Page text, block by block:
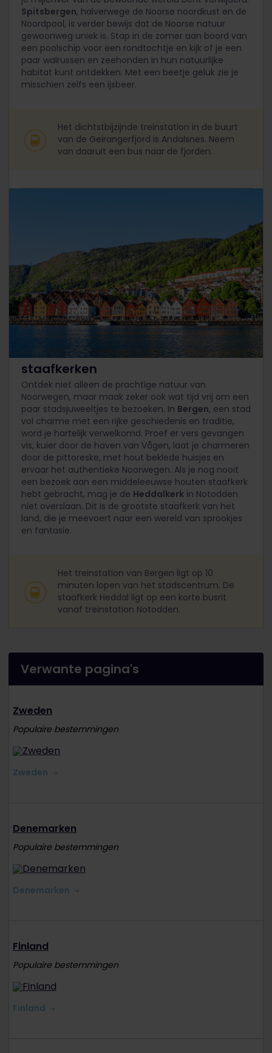
Spitsbergen, halverwege de Noorse noordkust en de
Noordpool, is verder bewijs dat de Noorse natuur
gewoonweg uniek is. Stap in de zomer aan boord van
een poolschip voor een rondtochtje en kijk of je een
paar walrussen en zeehonden in hun natuurlijke
habitat kunt ontdekken. Met een beetje geluk zie je
misschien zelfs een ijsbeer.
Het dichtstbijzijnde treinstation in de buurt
van de Geirangerfjord is Andalsnes. Neem
van daaruit een bus naar de fjorden.
Schilderachtige steden en prachtige
staafkerken
Ontdek niet alleen de prachtige natuur van
Noorwegen, maar maak zeker ook wat tijd vrij om een
paar stadsjuweeltjes te bezoeken. In Bergen, een stad
vol charme met een rijke geschiedenis en traditie,
word je hartelijk verwelkomd. Proef er vers gevangen
vis, kuier door de haven van Vågen, laat je charmeren
door de pittoreske, met hout beklede huisjes en
ervaar het authentieke Noorwegen. Als je nog nooit
een bezoek aan een middeleeuwse houten staafkerk
hebt gebracht, mag je de Heddalkerk in Notodden
niet overslaan. Dit is de grootste staafkerk van het
land, die je meevoert naar een wereld van sprookjes
en fantasie.
Het treinstation van Bergen ligt op 10
minuten lopen van het stadscentrum. De
staafkerk Heddal ligt op een korte busrit
vanaf treinstation Notodden.
Verwante pagina's
Zweden
Populaire bestemmingen
Zweden
Denemarken
Populaire bestemmingen
Denemarken
Finland
Populaire bestemmingen
Finland